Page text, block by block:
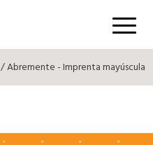
Menú
/ Abremente - Imprenta mayúscula